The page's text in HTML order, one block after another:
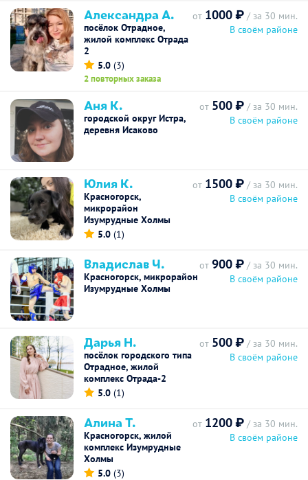
Александра А.
посёлок Отрадное,
жилой комплекс Отрада
2
5.0 (3)
2 повторных заказа
от 1000 ₽ / за 30 мин.
В своём районе
Аня К.
городской округ Истра,
деревня Исаково
от 500 ₽ / за 30 мин.
В своём районе
Юлия К.
Красногорск,
микрорайон
Изумрудные Холмы
5.0 (1)
от 1500 ₽ / за 30 мин.
В своём районе
Владислав Ч.
Красногорск, микрорайон
Изумрудные Холмы
от 900 ₽ / за 30 мин.
В своём районе
Дарья Н.
посёлок городского типа
Отрадное, жилой
комплекс Отрада-2
5.0 (1)
от 500 ₽ / за 30 мин.
В своём районе
Алина Т.
Красногорск, жилой
комплекс Изумрудные
Холмы
5.0 (3)
от 1200 ₽ / за 30 мин.
В своём районе